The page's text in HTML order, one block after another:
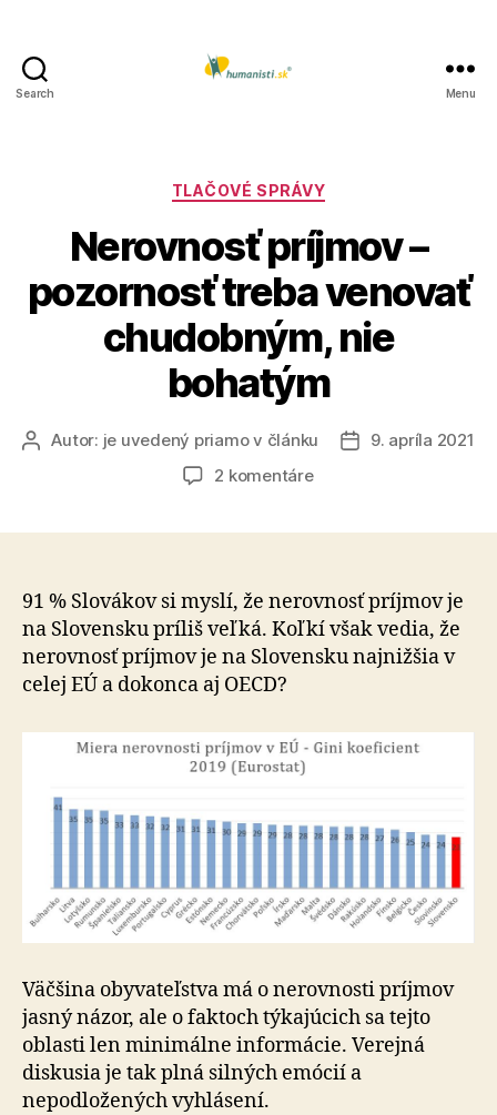
Search Menu
Kategórie
TLAČOVÉ SPRÁVY
Nerovnosť príjmov –
pozornosť treba venovať
chudobným, nie
bohatým
AutorAutor: je uvedený priamo v článku
Dátum
9. apríla 2021
2 komentárena
treba
venovať
chudobným,
nie
91 % Slovákov si myslí, že nerovnosť príjmov je
na Slovensku príliš veľká. Koľkí však vedia, že
nerovnosť príjmov je na Slovensku najnižšia v
celej EÚ a dokonca aj OECD?
Väčšina obyvateľstva má o nerovnosti príjmov
jasný názor, ale o faktoch týkajúcich sa tejto
oblasti len minimálne informácie. Verejná
diskusia je tak plná silných emócií a
nepodložených vyhlásení.